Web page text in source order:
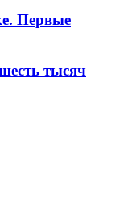
Первые
тысяч